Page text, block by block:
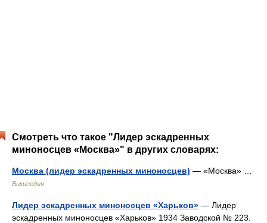
Смотреть что такое "Лидер эскадренных
миноносцев «Москва»" в других словарях:
Москва (лидер эскадренных миноносцев) — «Москва» …
Википедия
Лидер эскадренных миноносцев «Харьков» — Лидер
эскадренных миноносцев «Харьков» 1934 Заводской № 223.